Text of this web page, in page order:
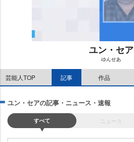
ユン・セア
ゆんせあ
芸能人TOP 記事 作品
ユン・セアの記事・ニュース・速報
すべて ニュース